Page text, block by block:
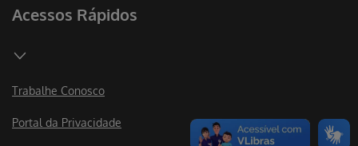
Acessos Rápidos
Trabalhe Conosco
Portal da Privacidade